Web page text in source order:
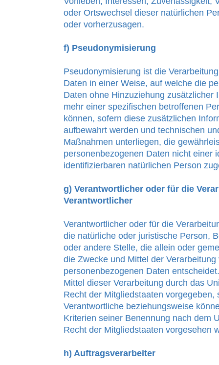
oder Ortswechsel dieser natürlichen
oder vorherzusagen.
f) Pseudonymisierung
Pseudonymisierung ist die
Daten in einer Weise, auf welche die
Daten ohne Hinzuziehung zusätzlicher
mehr einer spezifischen betroffenen
können, sofern diese zusätzlichen
aufbewahrt werden und technischen
Maßnahmen unterliegen, die
personenbezogenen Daten nicht einer
identifizierbaren natürlichen Person
g) Verantwortlicher oder für die
Verantwortlicher
Verantwortlicher oder für die
die natürliche oder juristische Person,
oder andere Stelle, die allein oder
die Zwecke und Mittel der Verarbeitung
personenbezogenen Daten
Mittel dieser Verarbeitung durch das
Recht der Mitgliedstaaten vorgegeben,
Verantwortliche beziehungsweise
Kriterien seiner Benennung nach dem
Recht der Mitgliedstaaten vorgesehen
h) Auftragsverarbeiter